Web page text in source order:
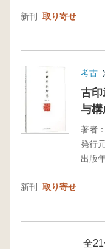
新刊 取り寄せ
考古
古
与構
著者：
発行
出版
新刊 取り寄せ
全